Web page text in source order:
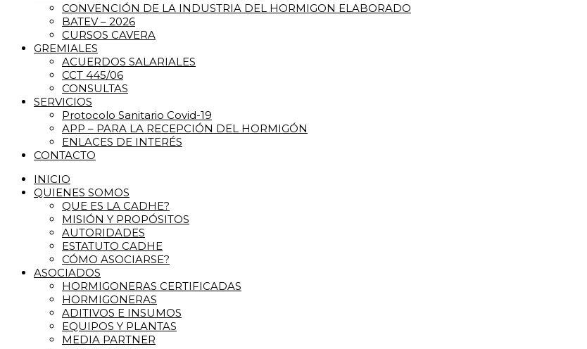
CONVENCIÓN DE LA INDUSTRIA DEL HORMIGON ELABORADO
BATEV – 2026
CURSOS CAVERA
GREMIALES
ACUERDOS SALARIALES
CCT 445/06
CONSULTAS
SERVICIOS
Protocolo Sanitario Covid-19
APP – PARA LA RECEPCIÓN DEL HORMIGÓN
ENLACES DE INTERÉS
CONTACTO
INICIO
QUIENES SOMOS
QUE ES LA CADHE?
MISIÓN Y PROPÓSITOS
AUTORIDADES
ESTATUTO CADHE
CÓMO ASOCIARSE?
ASOCIADOS
HORMIGONERAS CERTIFICADAS
HORMIGONERAS
ADITIVOS E INSUMOS
EQUIPOS Y PLANTAS
MEDIA PARTNER